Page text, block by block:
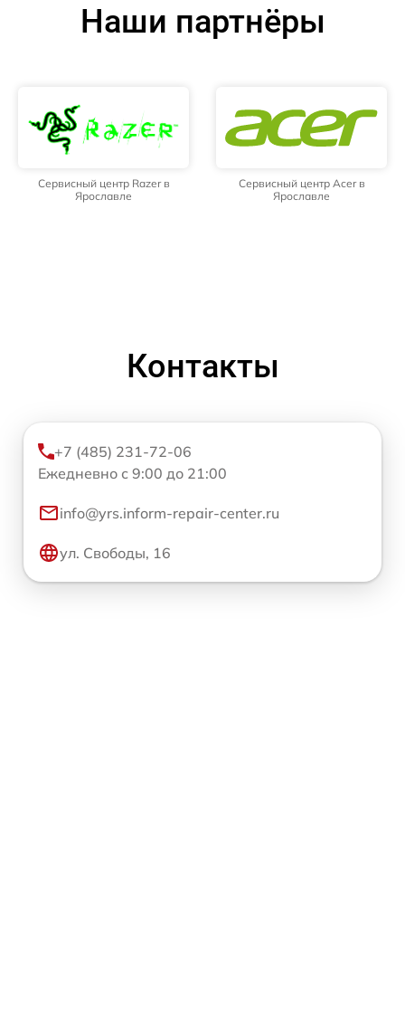
Наши партнёры
Сервисный центр Razer в
Ярославле
Сервисный центр Acer в
Ярославле
Контакты
+7 (485) 231-72-06
Ежедневно с 9:00 до 21:00
info@yrs.inform-repair-center.ru
ул. Свободы, 16